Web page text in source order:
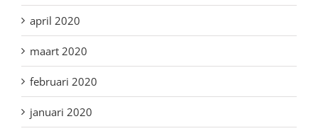
april 2020
maart 2020
februari 2020
januari 2020